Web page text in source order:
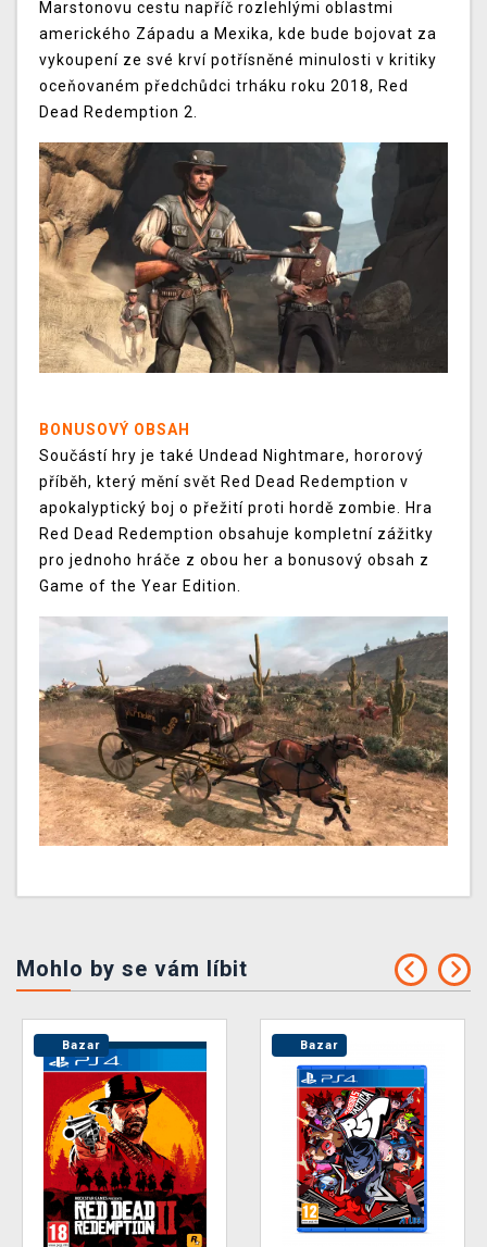
Marstonovu cestu napříč rozlehlými oblastmi
amerického Západu a Mexika, kde bude bojovat za
vykoupení ze své krví potřísněné minulosti v kritiky
oceňovaném předchůdci trháku roku 2018, Red
Dead Redemption 2.
BONUSOVÝ OBSAH
Součástí hry je také Undead Nightmare, hororový
příběh, který mění svět Red Dead Redemption v
apokalyptický boj o přežití proti hordě zombie. Hra
Red Dead Redemption obsahuje kompletní zážitky
pro jednoho hráče z obou her a bonusový obsah z
Game of the Year Edition.
Mohlo by se vám líbit
Bazar Bazar